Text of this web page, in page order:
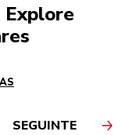
Explore
SEGUINTE